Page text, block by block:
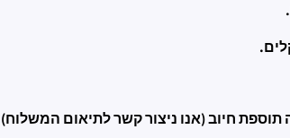
חיוב (אנו ניצור קשר לתיאום המשלוח)